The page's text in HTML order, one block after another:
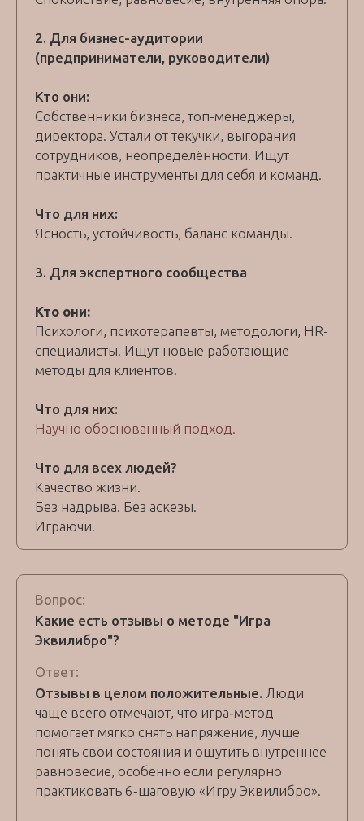
2. Для бизнес-аудитории
(предприниматели, руководители)
Кто они:
Собственники бизнеса, топ-менеджеры,
директора. Устали от текучки, выгорания
сотрудников, неопределённости. Ищут
практичные инструменты для себя и команд.
Что для них:
Ясность, устойчивость, баланс команды.
3. Для экспертного сообщества
Кто они:
Психологи, психотерапевты, методологи, HR-
специалисты. Ищут новые работающие
методы для клиентов.
Что для них:
Научно обоснованный подход.
Что для всех людей?
Качество жизни.
Без надрыва. Без аскезы.
Играючи.
Вопрос:
Какие есть отзывы о методе "Игра
Эквилибро"?
Ответ:
Отзывы в целом положительные. Люди
чаще всего отмечают, что игра‑метод
помогает мягко снять напряжение, лучше
понять свои состояния и ощутить внутреннее
равновесие, особенно если регулярно
практиковать 6‑шаговую «Игру Эквилибро».